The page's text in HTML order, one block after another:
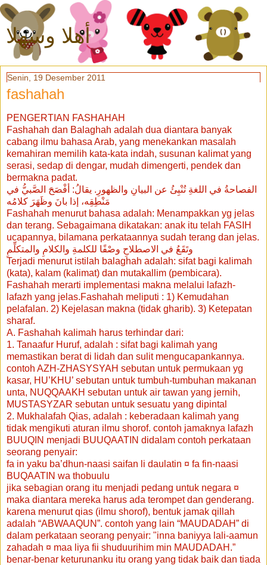
أهلا وسهلا
Senin, 19 Desember 2011
fashahah
PENGERTIAN FASHAHAH
Fashahah dan Balaghah adalah dua diantara banyak
cabang ilmu bahasa Arab, yang menekankan masalah
kemahiran memilih kata-kata indah, susunan kalimat yang
serasi, sedap di dengar, mudah dimengerti, pendek dan
bermakna padat.
الفصاحةُ في اللغةِ تُنْبِئُ عن البيانِ والظهورِ. يقالُ: أفْصَحَ الصَّبيُّ في
مَنْطِقِه، إذا بانَ وظَهَرَ كلامُه
Fashahah menurut bahasa adalah: Menampakkan yg jelas
dan terang. Sebagaimana dikatakan: anak itu telah FASIH
ucapannya, bilamana perkataannya sudah terang dan jelas.
وتَقَعُ في الاصطلاحِ وصْفًا للكلمةِ والكلامِ والمتكلِّمِ
Terjadi menurut istilah balaghah adalah: sifat bagi kalimah
(kata), kalam (kalimat) dan mutakallim (pembicara).
Fashahah merarti implementasi makna melalui lafazh-
lafazh yang jelas.Fashahah meliputi : 1) Kemudahan
pelafalan. 2) Kejelasan makna (tidak gharib). 3) Ketepatan
sharaf.
A. Fashahah kalimah harus terhindar dari:
1. Tanaafur Huruf, adalah : sifat bagi kalimah yang
memastikan berat di lidah dan sulit mengucapankannya.
contoh AZH-ZHASYSYAH sebutan untuk permukaan yg
kasar, HU’KHU’ sebutan untuk tumbuh-tumbuhan makanan
unta, NUQQAAKH sebutan untuk air tawan yang jernih,
MUSTASYZAR sebutan untuk sesuatu yang dipintal
2. Mukhalafah Qias, adalah : keberadaan kalimah yang
tidak mengikuti aturan ilmu shorof. contoh jamaknya lafazh
BUUQIN menjadi BUUQAATIN didalam contoh perkataan
seorang penyair:
fa in yaku ba’dhun-naasi saifan li daulatin ¤ fa fin-naasi
BUQAATIN wa thobuulu
jika sebagian orang itu menjadi pedang untuk negara ¤
maka diantara mereka harus ada terompet dan genderang.
karena menurut qias (ilmu shorof), bentuk jamak qillah
adalah “ABWAAQUN”. contoh yang lain “MAUDADAH” di
dalam perkataan seorang penyair: "inna baniyya lali-aamun
zahadah ¤ maa liya fii shuduurihim min MAUDADAH.”
benar-benar keturunanku itu orang yang tidak baik dan tiada